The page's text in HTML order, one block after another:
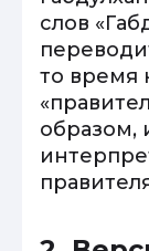
слов
то время
образом,